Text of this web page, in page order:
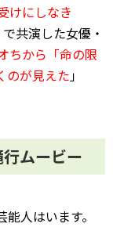
けにしなき
共演した女優・
ちから「命の限
のが見えた 」
ムービー
人はいます。